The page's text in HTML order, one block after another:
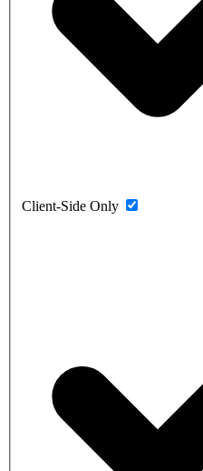
Client-Side Only